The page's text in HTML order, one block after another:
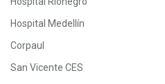
Hospital Medellín
Corpaul
San Vicente CES